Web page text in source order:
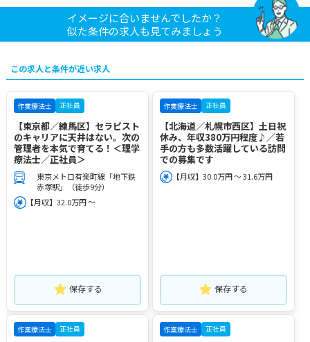
イメージに合いませんでしたか？
似た条件の求人も見てみましょう
この求人と条件が近い求人
作業療法士 正社員
【東京都／練馬区】セラピスト
のキャリアに天井はない。次の
管理者を本気で育てる！＜理学
療法士／正社員＞
東京メトロ有楽町線「地下鉄
赤塚駅」（徒歩9分）
【月収】32.0万円 ～
保存する
作業療法士 正社員
【北海道／札幌市西区】土日祝
休み、年収380万円程度♪／若
手の方も多数活躍している訪問
での募集です
【月収】30.0万円 ～ 31.6万円
保存する
作業療法士 正社員 作業療法士 正社員